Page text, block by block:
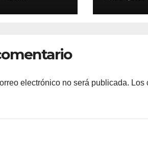
electrónico no será publicada. Los